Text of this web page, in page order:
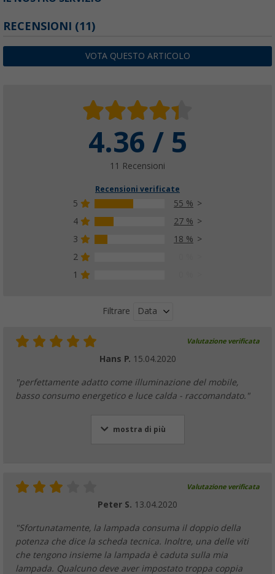
RECENSIONI (11)
VOTA QUESTO ARTICOLO
4.36 / 5
11 Recensioni
Recensioni verificate
5
55 %
4
27 %
3
18 %
2
1
Filtrare Data
Valutazione verificata
Hans P. 15.04.2020
"perfettamente adatto come illuminazione del mobile,
basso consumo energetico e luce calda - raccomandato."
mostra di più
Valutazione verificata
Peter S. 13.04.2020
"Sfortunatamente, la lampada consuma il doppio della
potenza che dice la scheda tecnica. Inoltre, una delle viti
che tengono insieme la lampada è caduta sulla mia
lampada. Qualcuno deve aver impostato troppa coppia